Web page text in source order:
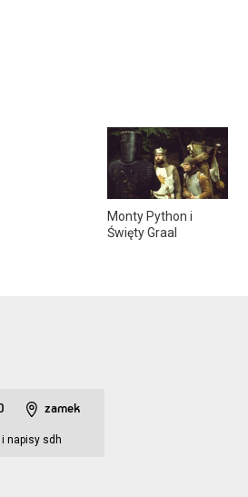
Monty Python i
Święty Graal
zamek
napisy sdh